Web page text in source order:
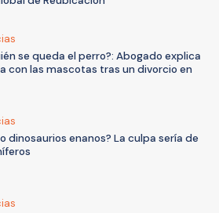
se queda el perro?: Abogado explica
con las mascotas tras un divorcio en
dinosaurios enanos? La culpa sería de